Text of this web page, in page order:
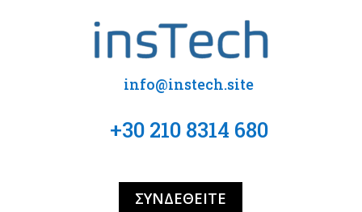
info@instech.site
+30 210 8314 680
ΣΥΝΔΕΘΕΊΤΕ